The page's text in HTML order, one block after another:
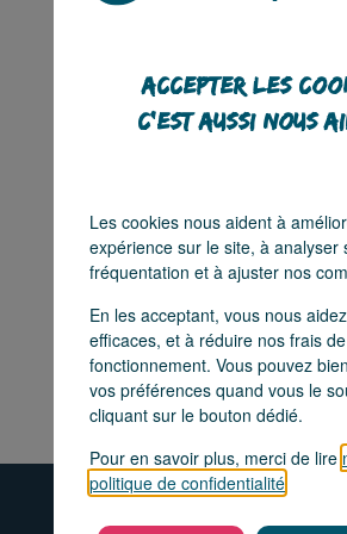
Accepter les
c'est aussi nous
Les cookies nous aident à
expérience sur le site, à analyser
fréquentation et à ajuster nos
En les acceptant, vous nous
efficaces, et à réduire nos frais de
fonctionnement. Vous pouvez
vos préférences quand vous le
cliquant sur le bouton dédié.
Pour en savoir plus, merci de lire
politique de confidentialité
Rechercher